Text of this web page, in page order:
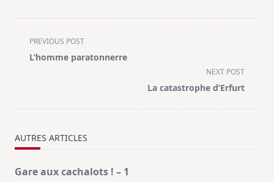
<span
class="nav-
text">Page</span>
PREVIOUS POST
L’homme paratonnerre
NEXT POST
La catastrophe d’Erfurt
AUTRES ARTICLES
Gare aux cachalots ! – 1